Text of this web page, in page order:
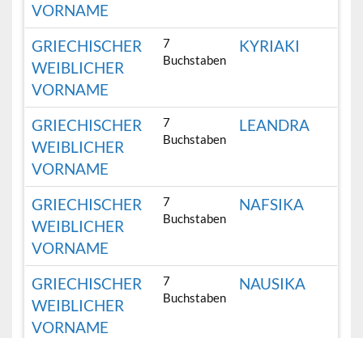
VORNAME
GRIECHISCHER
WEIBLICHER
VORNAME
7
Buchstaben
KYRIAKI
GRIECHISCHER
WEIBLICHER
VORNAME
7
Buchstaben
LEANDRA
GRIECHISCHER
WEIBLICHER
VORNAME
7
Buchstaben
NAFSIKA
GRIECHISCHER
WEIBLICHER
VORNAME
7
Buchstaben
NAUSIKA